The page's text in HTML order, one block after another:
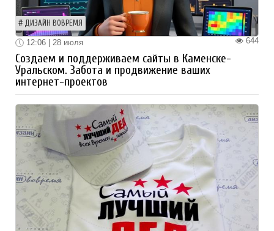
ДИЗАЙН ВОВРЕМЯ
644
12:06 | 28 июля
Создаем и поддерживаем сайты в Каменске-
Уральском. Забота и продвижение ваших
интернет-проектов